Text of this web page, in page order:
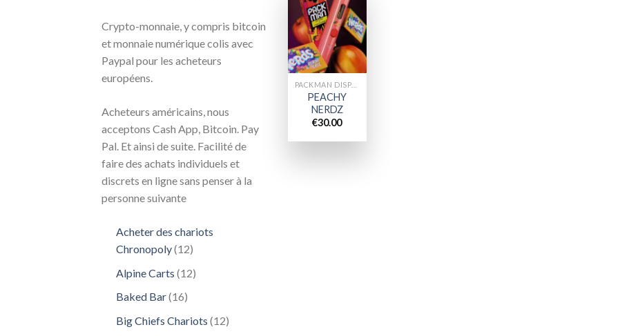
Crypto-monnaie, y compris bitcoin
et monnaie numérique colis avec
Paypal pour les acheteurs
européens.
Acheteurs américains, nous
acceptons Cash App, Bitcoin. Pay
Pal. Et ainsi de suite. Facilité de
faire des achats individuels et
discrets en ligne sans penser à la
personne suivante
Acheter des chariots
Chronopoly 1212
Alpine Carts 1212
Baked Bar 1616
Big Chiefs Chariots 1212
Add to
wishlist
PEACHY
NERDZ
€30.00